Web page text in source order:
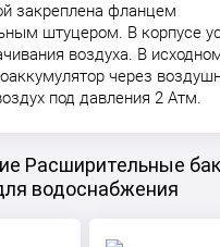
закреплена фланцем
штуцером. В корпусе
воздуха. В
через
под давления 2 Атм.
Расширительные
водоснабжения